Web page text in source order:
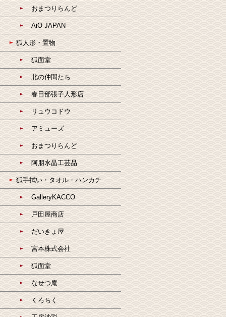
おまつりらんど
AiO JAPAN
狐人形・置物
狐面堂
北の仲間たち
春日部張子人形店
リュウコドウ
アミューズ
おまつりらんど
阿朋水晶工芸品
狐手拭い・タオル・ハンカチ
GalleryKACCO
戸田屋商店
だいきょ屋
宮本株式会社
狐面堂
なせつ庵
くろちく